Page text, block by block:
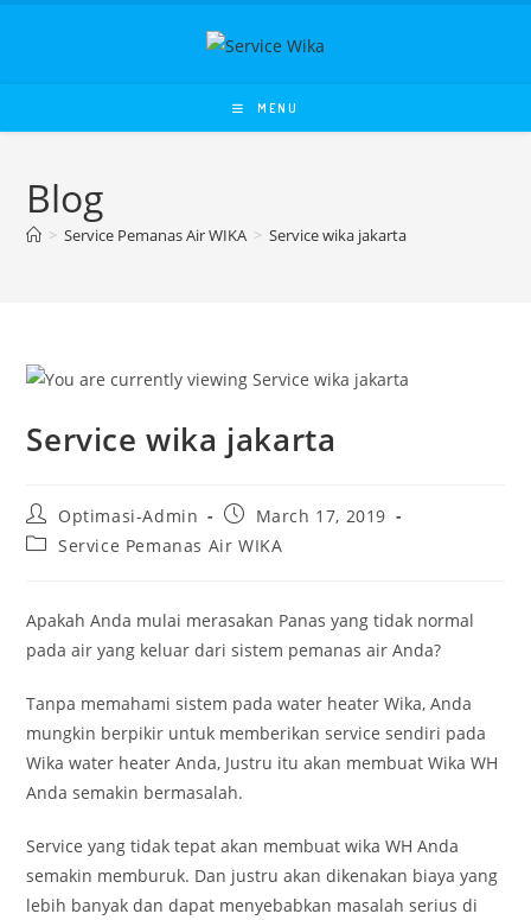
MENU
Blog
> Service Pemanas Air WIKA > Service wika jakarta
Service wika jakarta
Post
author:
Optimasi-Admin
Post
published:
March 17, 2019
PostService Pemanas Air WIKA
Apakah Anda mulai merasakan Panas yang tidak normal
pada air yang keluar dari sistem pemanas air Anda?
Tanpa memahami sistem pada water heater Wika, Anda
mungkin berpikir untuk memberikan service sendiri pada
Wika water heater Anda, Justru itu akan membuat Wika WH
Anda semakin bermasalah.
Service yang tidak tepat akan membuat wika WH Anda
semakin memburuk. Dan justru akan dikenakan biaya yang
lebih banyak dan dapat menyebabkan masalah serius di